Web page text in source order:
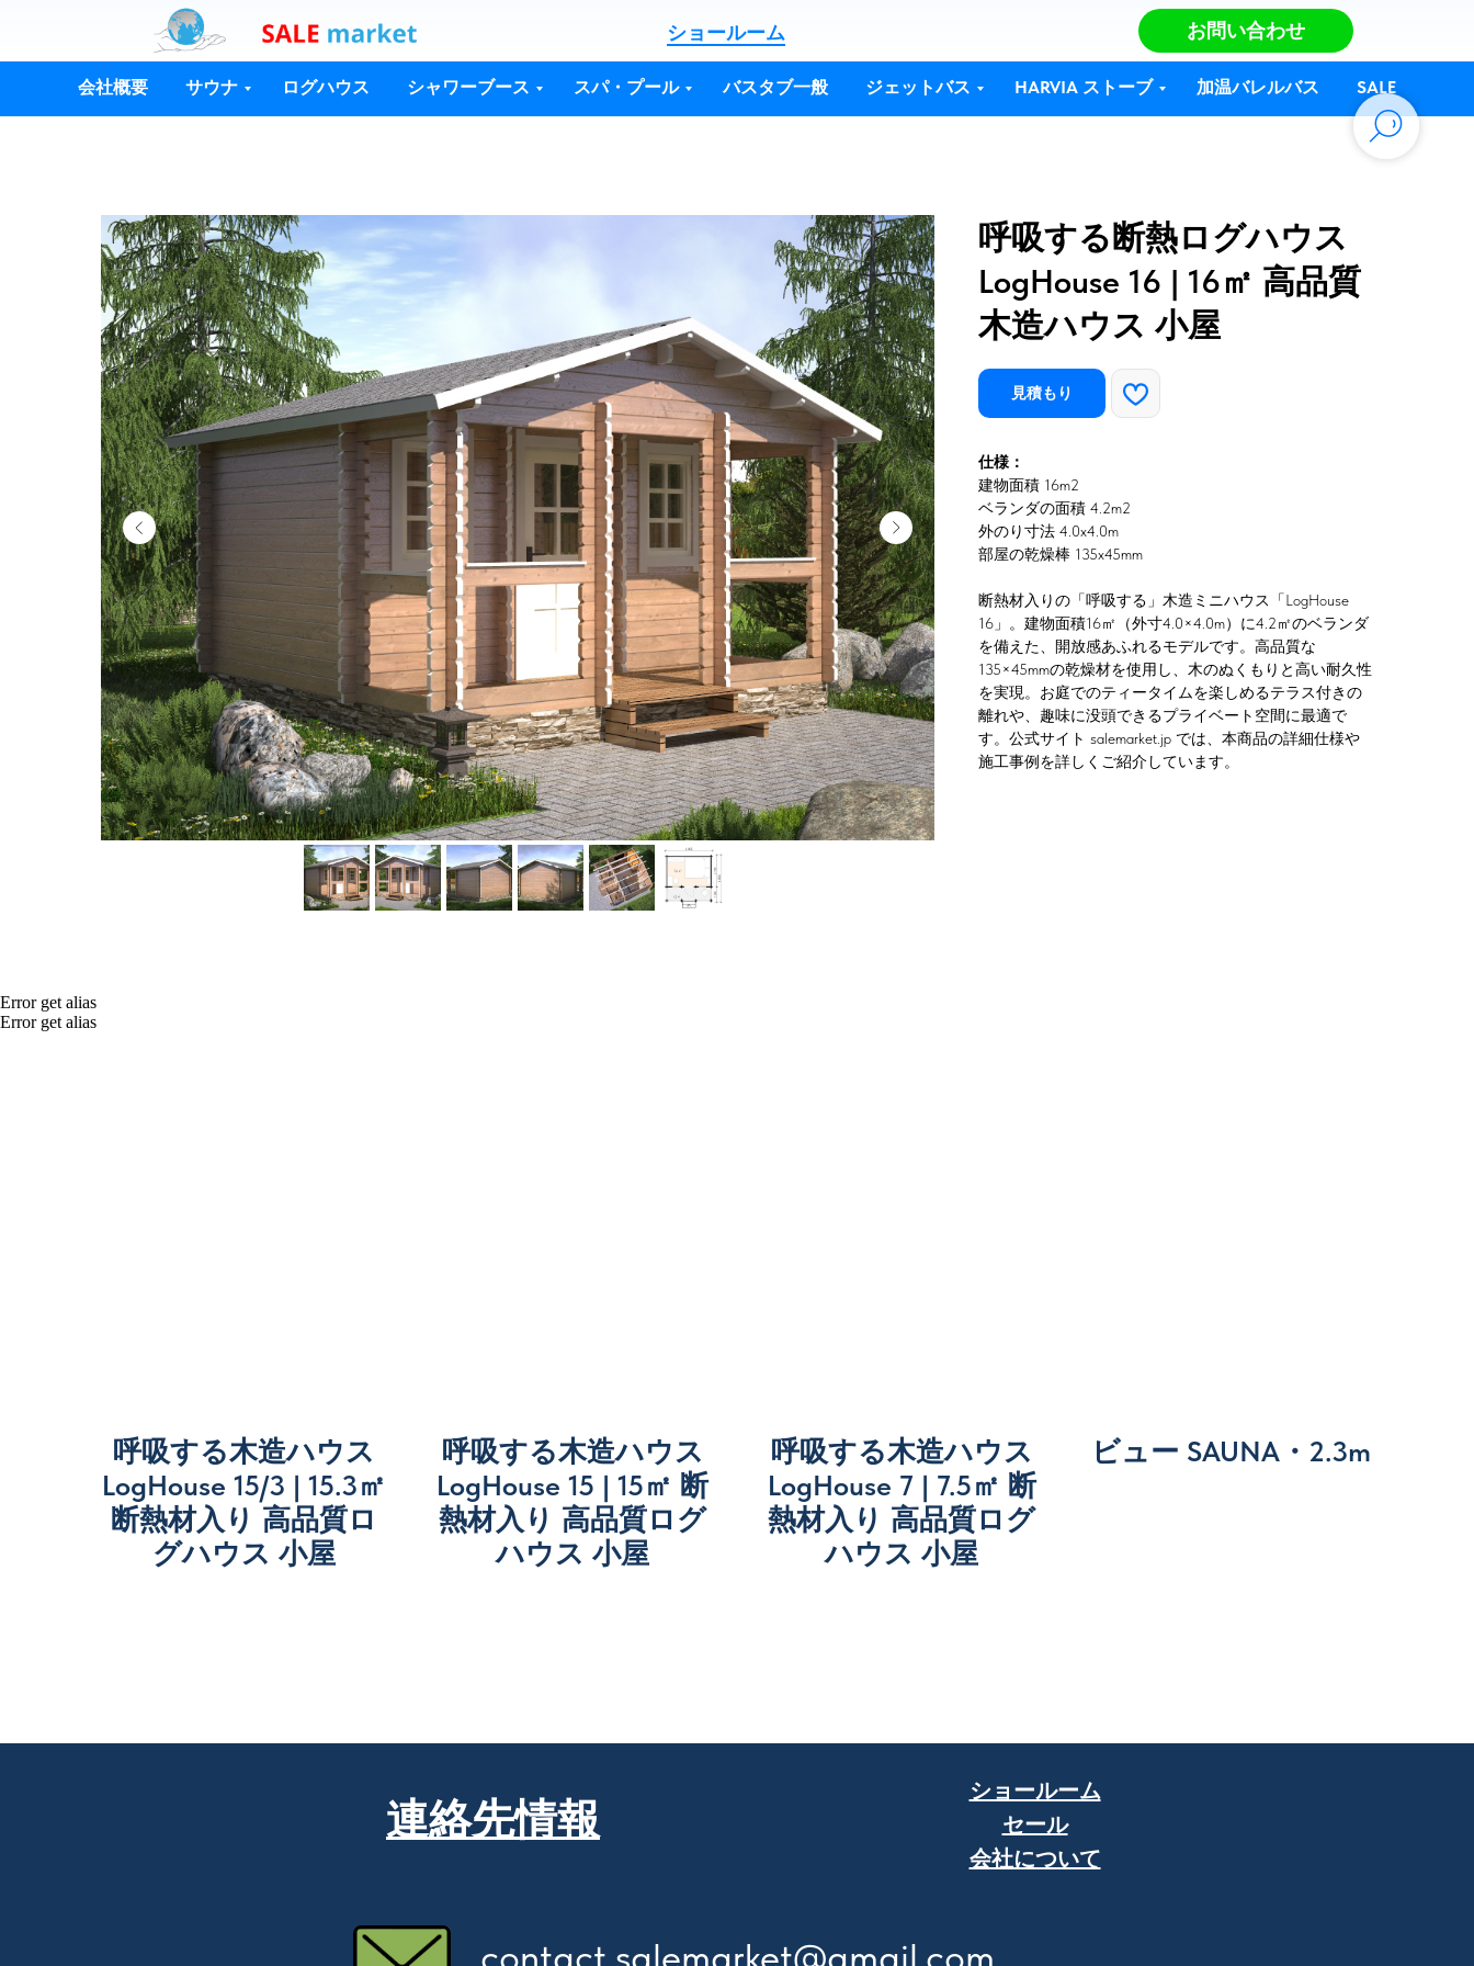
ショールーム お問い合わせ
会社概要 サウナ ログハウス シャワーブース スパ・プール バスタブ一般 ジェットバス HARVIA ストーブ 加温バレルバス SALE
呼吸する断熱ログハウス
LogHouse 16 | 16㎡ 高品質
木造ハウス 小屋
見積もり
仕様：
建物面積 16m2
ベランダの面積 4.2m2
外のり寸法 4.0x4.0m
部屋の乾燥棒 135x45mm
断熱材入りの「呼吸する」木造ミニハウス「LogHouse
16」。建物面積16㎡（外寸4.0×4.0m）に4.2㎡のベランダ
を備えた、開放感あふれるモデルです。高品質な
135×45mmの乾燥材を使用し、木のぬくもりと高い耐久性
を実現。お庭でのティータイムを楽しめるテラス付きの
離れや、趣味に没頭できるプライベート空間に最適で
す。公式サイト salemarket.jp では、本商品の詳細仕様や
施工事例を詳しくご紹介しています。
Error get alias
Error get alias
呼吸する木造ハウス
LogHouse 15/3 | 15.3㎡
断熱材入り 高品質ロ
グハウス 小屋
呼吸する木造ハウス
LogHouse 15 | 15㎡ 断
熱材入り 高品質ログ
ハウス 小屋
呼吸する木造ハウス
LogHouse 7 | 7.5㎡ 断
熱材入り 高品質ログ
ハウス 小屋
ビュー SAUNA・2.3m
ショールーム
セール
会社について
連絡先情報